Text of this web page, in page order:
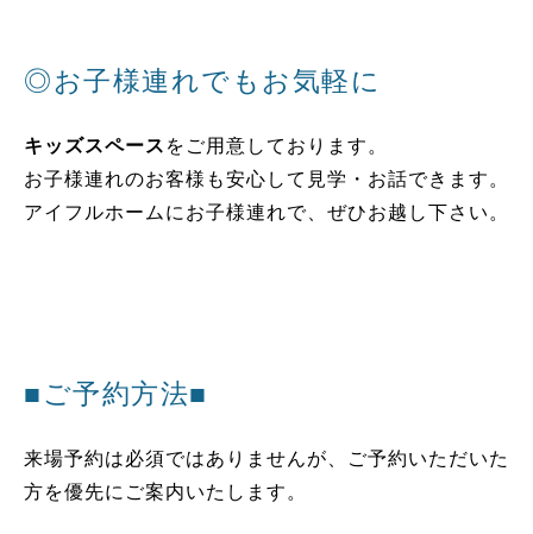
◎お子様連れでもお気軽に
キッズスペース をご用意しております。
お子様連れのお客様も安心して見学・お話できます。
アイフルホームにお子様連れで、ぜひお越し下さい。
■ご予約方法■
来場予約は必須ではありませんが、ご予約いただいた
方を優先にご案内いたします。